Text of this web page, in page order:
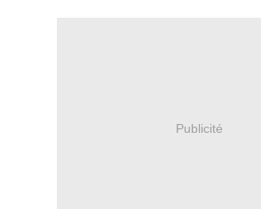
Publicité